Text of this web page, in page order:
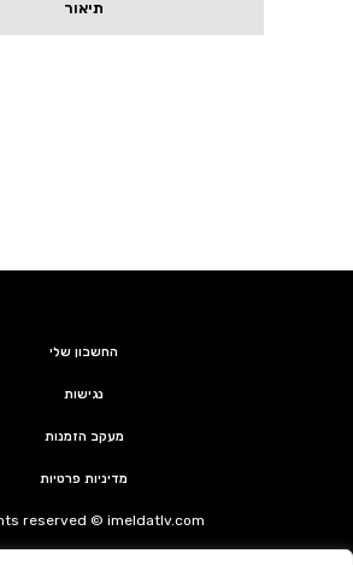
תיאור
החשבון שלי
נגישות
מעקב הזמנות
מדיניות פרטיות
reserved © imeldatlv.com